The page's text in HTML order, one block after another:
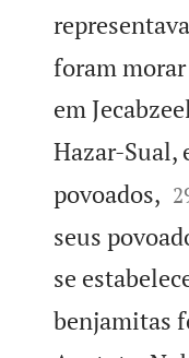
foram
em
Hazar-Sual,
povoados,
seus
se
benjamitas